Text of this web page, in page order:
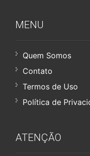
MENU
Quem Somos
Contato
Termos de Uso
Política de
ATENÇÃO